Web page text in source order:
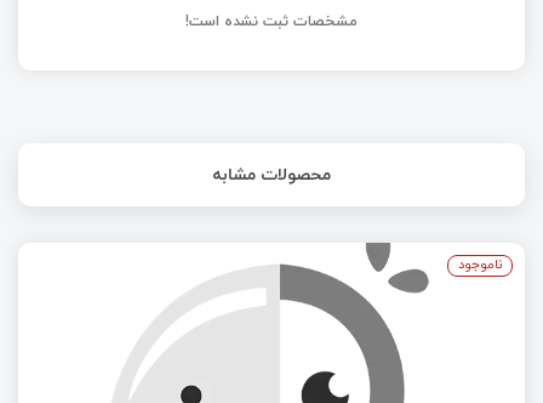
مشخصات ثبت نشده است!
محصولات مشابه
ناموجود